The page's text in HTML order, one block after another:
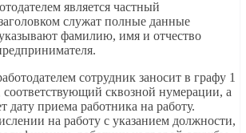
является частный
служат полные данные
фамилию, имя и отчество
сотрудник заносит в графу 1
сквозной нумерации, а
дату приема работника на работу.
на работу с указанием должности,